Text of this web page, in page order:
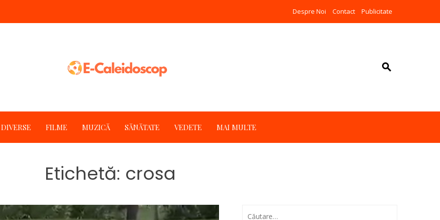
Despre Noi Contact Publicitate
DIVERSE FILME MUZICĂ SĂNĂTATE VEDETE MAI MULTE
Etichetă: crosa